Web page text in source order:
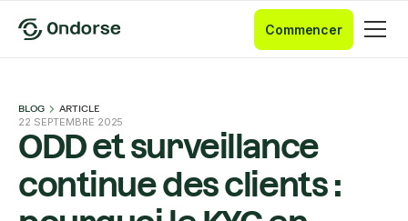
Commencer
BLOG ARTICLE
22 SEPTEMBRE 2025
ODD et surveillance
continue des clients :